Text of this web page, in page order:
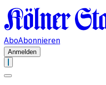
AboAbonnieren
Anmelden